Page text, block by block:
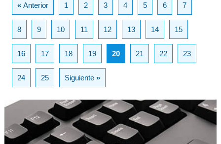
«Anterior 1 2 3 4 5 6 7
8 9 10 11 12 13 14 15
16 17 18 19 20 21 22 23
24 25 Siguiente»